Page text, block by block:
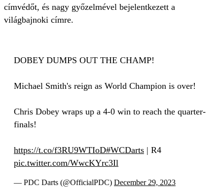
címvédőt, és nagy győzelmével bejelentkezett a
világbajnoki címre.
DOBEY DUMPS OUT THE CHAMP!
Michael Smith's reign as World Champion is over!
Chris Dobey wraps up a 4-0 win to reach the quarter-
finals!
https://t.co/f3RU9WTIoD#WCDarts | R4
pic.twitter.com/WwcKYrc3Il
— PDC Darts (@OfficialPDC) December 29, 2023